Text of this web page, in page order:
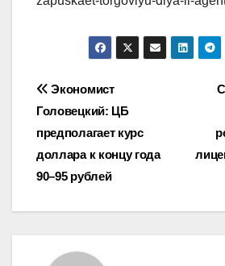
Навигация
по
записям
Экономист
Головецкий: ЦБ
предполагает курс
доллара к концу года
90–95 рублей